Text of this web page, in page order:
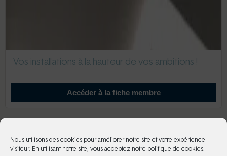
Nous utilisons des cookies pour améliorer notre site et votre expérience
visiteur. En utilisant notre site, vous acceptez notre politique de cookies.
Vos installations à la hauteur de vos ambitions !
Accéder à la fiche membre